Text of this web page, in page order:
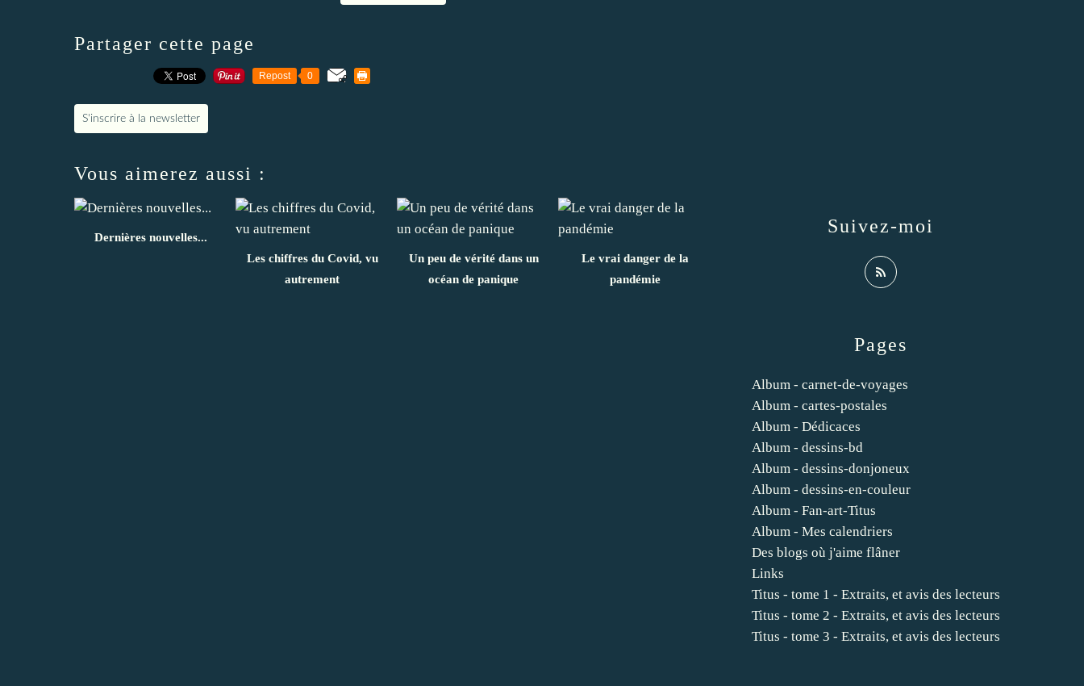
Partager cette page
Repost 0
S'inscrire à la newsletter
Vous aimerez aussi :
Dernières nouvelles...
Les chiffres du Covid, vu
autrement
Un peu de vérité dans un
océan de panique
Le vrai danger de la
pandémie
Pages
Album - carnet-de-voyages
Album - cartes-postales
Album - Dédicaces
Album - dessins-bd
Album - dessins-donjoneux
Album - dessins-en-couleur
Album - Fan-art-Titus
Album - Mes calendriers
Des blogs où j'aime flâner
Links
Titus - tome 1 - Extraits, et avis des lecteurs
Titus - tome 2 - Extraits, et avis des lecteurs
Titus - tome 3 - Extraits, et avis des lecteurs
Suivez-moi